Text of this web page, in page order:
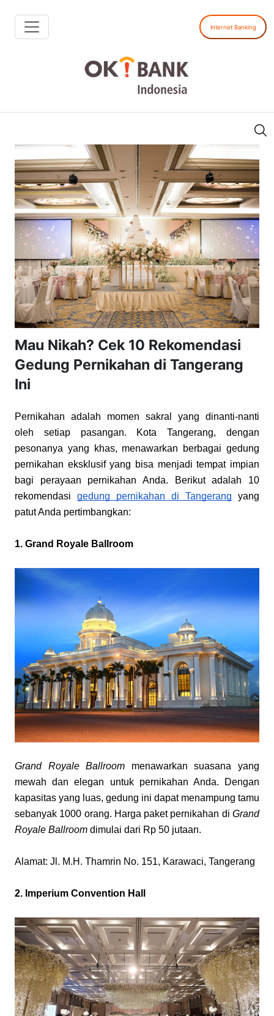
Internet Banking
Mau Nikah? Cek 10 Rekomendasi
Gedung Pernikahan di Tangerang
Ini
Pernikahan adalah momen sakral yang dinanti-nanti
oleh setiap pasangan. Kota Tangerang, dengan
pesonanya yang khas, menawarkan berbagai gedung
pernikahan eksklusif yang bisa menjadi tempat impian
bagi perayaan pernikahan Anda. Berikut adalah 10
rekomendasi
gedung pernikahan di Tangerang yang
patut Anda pertimbangkan:
1. Grand Royale Ballroom
Grand Royale Ballroom menawarkan suasana yang
mewah dan elegan untuk pernikahan Anda. Dengan
kapasitas yang luas, gedung ini dapat menampung tamu
sebanyak 1000 orang. Harga paket pernikahan di Grand
Royale Ballroom dimulai dari Rp 50 jutaan.
Alamat: Jl. M.H. Thamrin No. 151, Karawaci, Tangerang
2. Imperium Convention Hall